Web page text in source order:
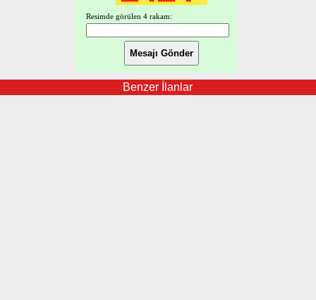
Resimde görülen 4 rakam:
Benzer İlanlar